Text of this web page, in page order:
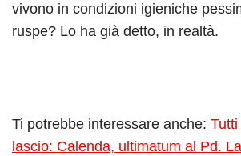
vivono in condizioni igieniche
ruspe? Lo ha già detto, in realtà.
Ti potrebbe interessare anche:
lascio: Calenda, ultimatum al Pd.